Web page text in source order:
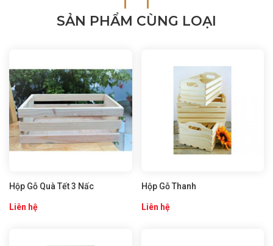
SẢN PHẨM CÙNG LOẠI
Hộp Gỗ Quà Tết 3 Nấc
Liên hệ
Hộp Gỗ Thanh
Liên hệ